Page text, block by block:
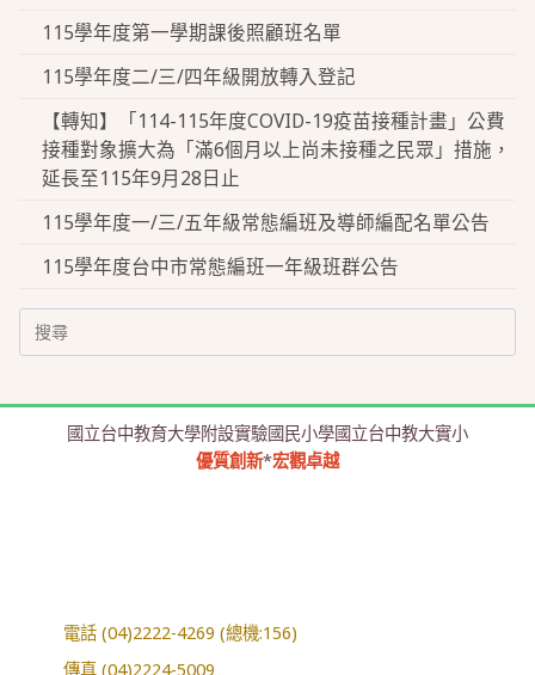
115學年度第一學期課後照顧班名單
115學年度二/三/四年級開放轉入登記
【轉知】「114-115年度COVID-19疫苗接種計畫」公費
接種對象擴大為「滿6個月以上尚未接種之民眾」措施，
延長至115年9月28日止
115學年度一/三/五年級常態編班及導師編配名單公告
115學年度台中市常態編班一年級班群公告
Search
for:
國立台中教育大學附設實驗國民小學國立台中教大實小
優質創新*宏觀卓越
電話 (04)2222-4269 (總機:156)
傳真 (04)2224-5009